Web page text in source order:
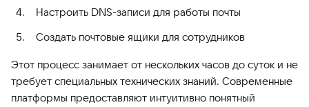
Настроить DNS-записи для работы почты
Создать почтовые ящики для сотрудников
Этот процесс занимает от нескольких часов до суток и не
требует специальных технических знаний. Современные
платформы предоставляют интуитивно понятный